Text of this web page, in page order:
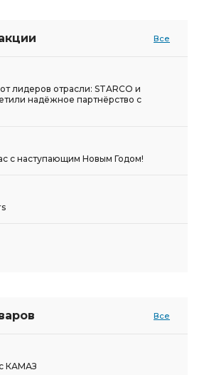
Все
лидеров отрасли: STARCO и
надёжное партнёрство с
с наступающим Новым Годом!
Все
КАМАЗ